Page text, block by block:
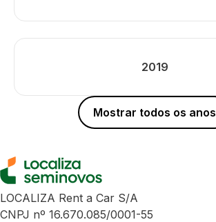
2019
Mostrar todos os anos
LOCALIZA Rent a Car S/A
CNPJ nº 16.670.085/0001-55